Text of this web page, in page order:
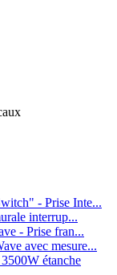
- Prise Inte...
interrup...
- Prise fran...
avec mesure...
étanche